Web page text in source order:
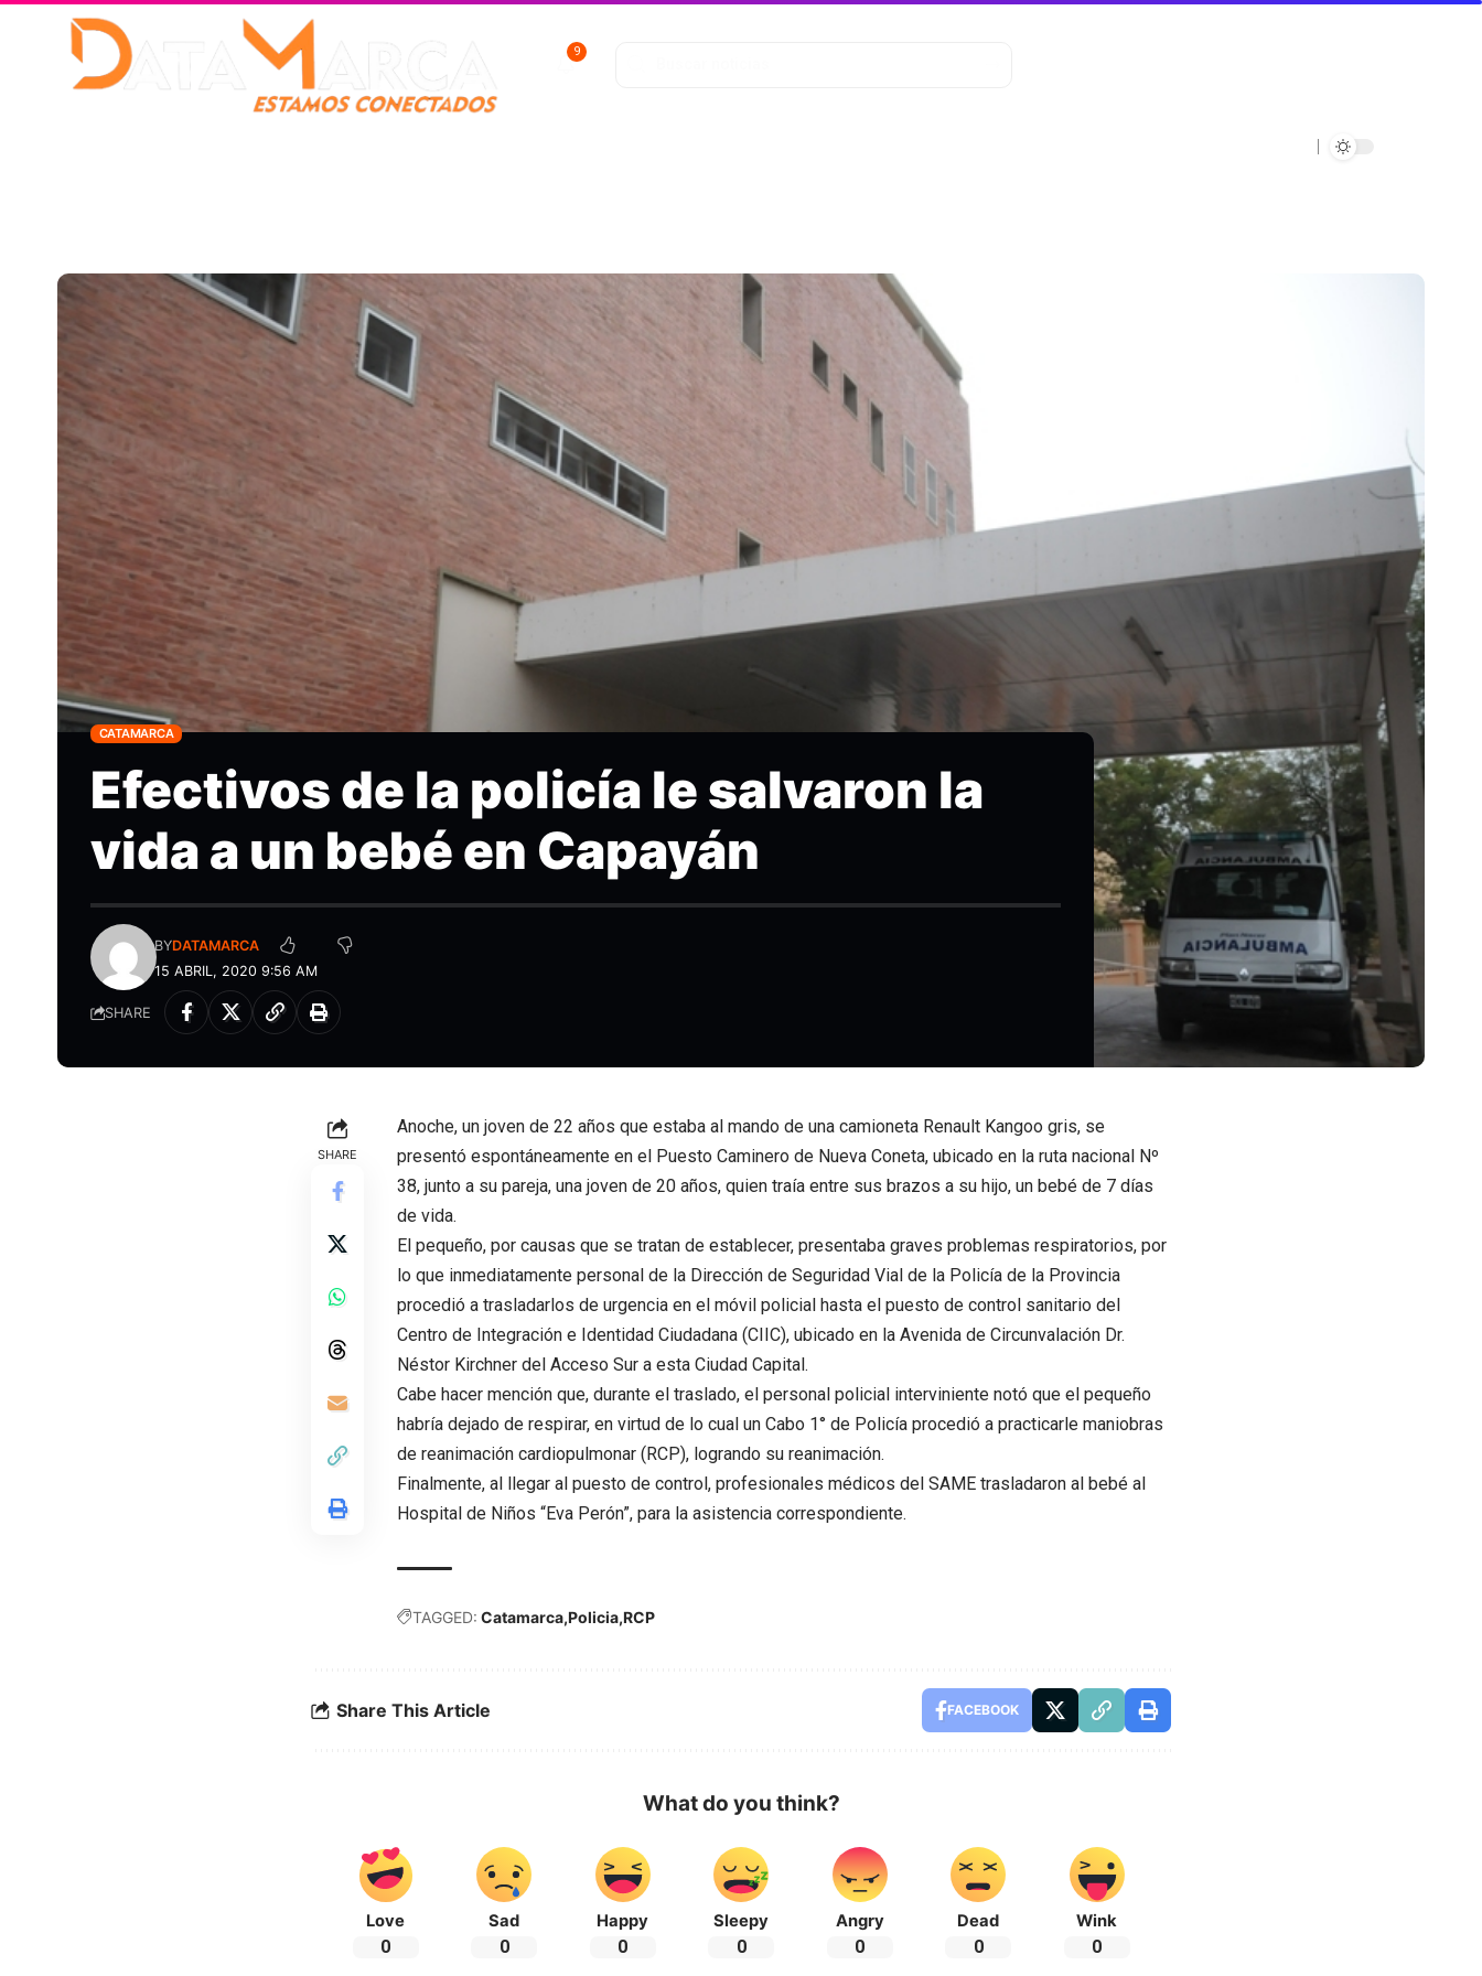
9
CATAMARCA
Efectivos de la policía le salvaron la
vida a un bebé en Capayán
15 ABRIL, 2020 9:56 AM
BYDATAMARCA
SHARE
SHARE
Anoche, un joven de 22 años que estaba al mando de una camioneta Renault Kangoo gris, se
presentó espontáneamente en el Puesto Caminero de Nueva Coneta, ubicado en la ruta nacional Nº
38, junto a su pareja, una joven de 20 años, quien traía entre sus brazos a su hijo, un bebé de 7 días
de vida.
El pequeño, por causas que se tratan de establecer, presentaba graves problemas respiratorios, por
lo que inmediatamente personal de la Dirección de Seguridad Vial de la Policía de la Provincia
procedió a trasladarlos de urgencia en el móvil policial hasta el puesto de control sanitario del
Centro de Integración e Identidad Ciudadana (CIIC), ubicado en la Avenida de Circunvalación Dr.
Néstor Kirchner del Acceso Sur a esta Ciudad Capital.
Cabe hacer mención que, durante el traslado, el personal policial interviniente notó que el pequeño
habría dejado de respirar, en virtud de lo cual un Cabo 1° de Policía procedió a practicarle maniobras
de reanimación cardiopulmonar (RCP), logrando su reanimación.
Finalmente, al llegar al puesto de control, profesionales médicos del SAME trasladaron al bebé al
Hospital de Niños “Eva Perón”, para la asistencia correspondiente.
TAGGED: Catamarca Policia RCP
Share This Article FACEBOOK
What do you think?
Love
0
Sad
0
Happy
0
Sleepy
0
Angry
0
Dead
0
Wink
0